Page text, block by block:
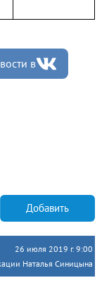
в
Добавить
26 июля 2019 г. 9:00
Наталья Синицына